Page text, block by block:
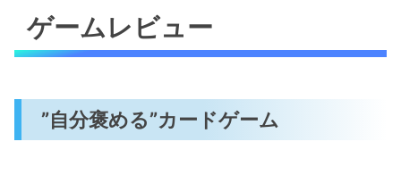
ゲームレビュー
”自分褒める”カードゲーム